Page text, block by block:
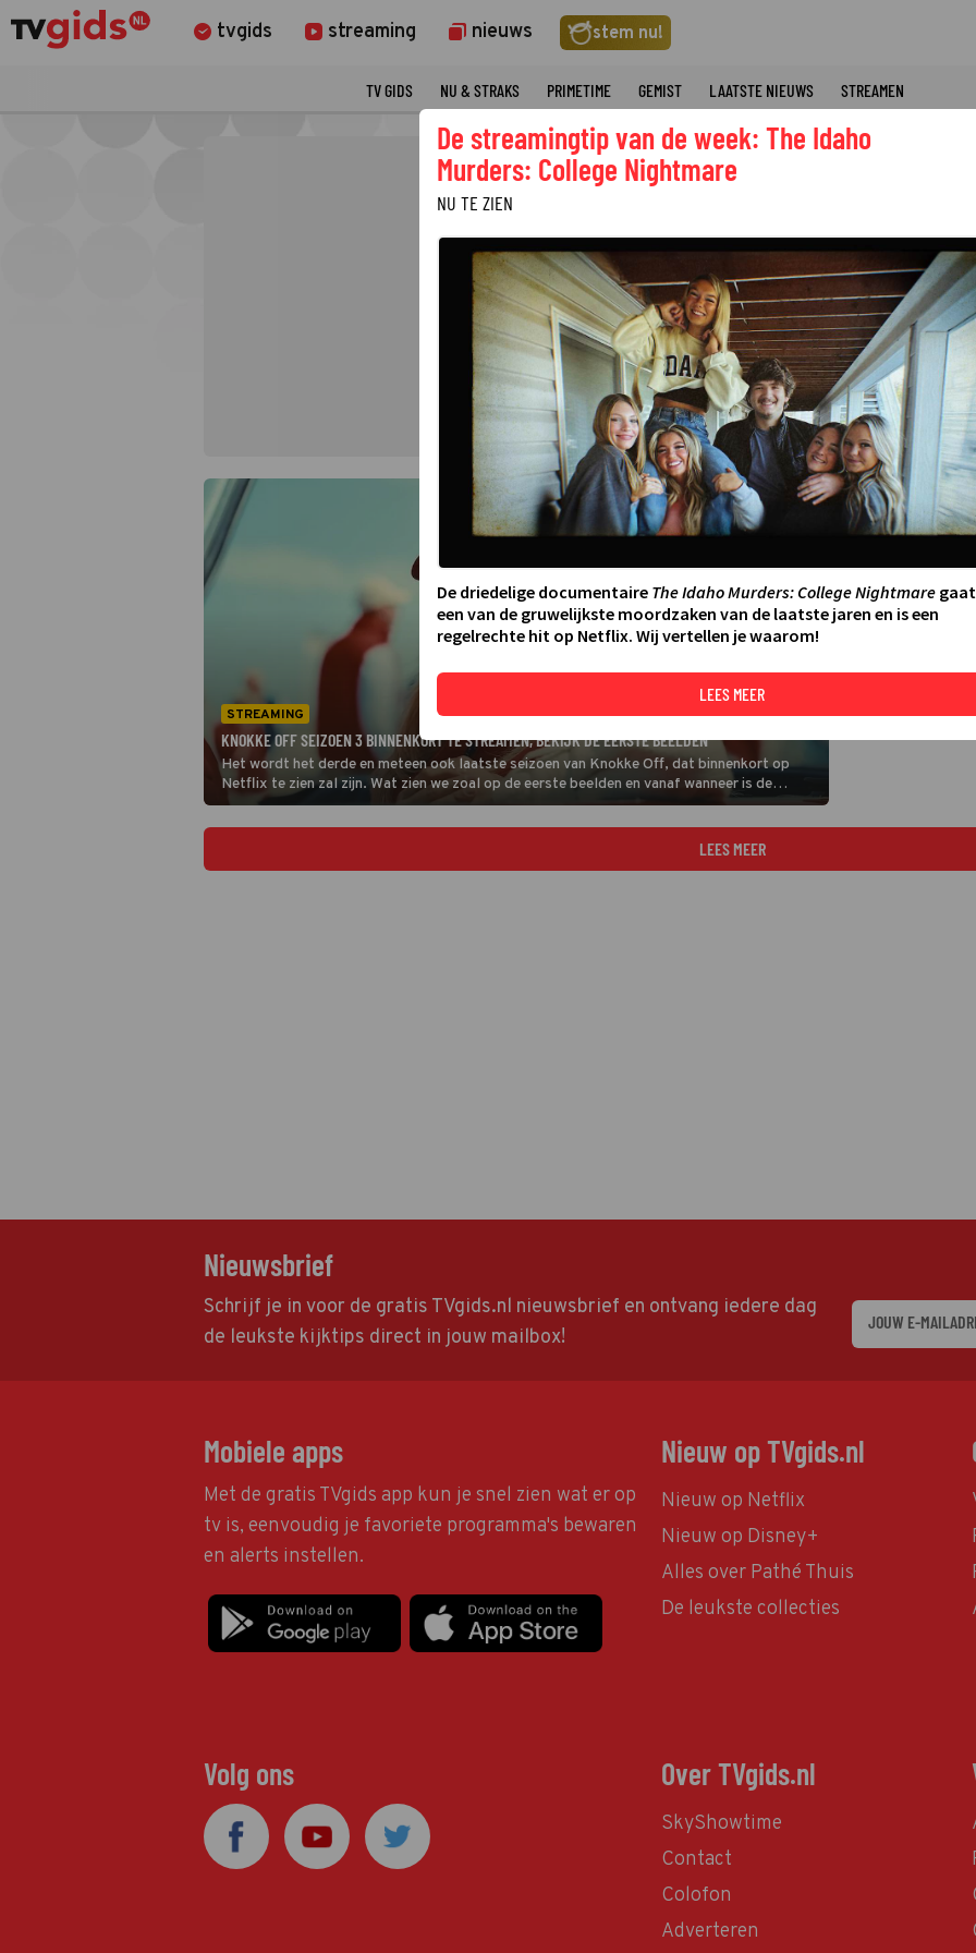
tvgids streaming nieuws stem nu!
TV GIDS NU & STRAKS PRIMETIME GEMIST LAATSTE NIEUWS STREAMEN
STREAMING
KNOKKE OFF SEIZOEN 3 BINNENKORT TE STREAMEN, BEKIJK DE EERSTE BEELDEN
Het wordt het derde en meteen ook laatste seizoen van Knokke Off, dat binnenkort op
Netflix te zien zal zijn. Wat zien we zoal op de eerste beelden en vanaf wanneer is de
populaire Vlaamse serie te streamen? Lees snel verder.
LEES MEER
Nieuwsbrief
Schrijf je in voor de gratis TVgids.nl nieuwsbrief en ontvang iedere dag
de leukste kijktips direct in jouw mailbox!
Mobiele apps
Met de gratis TVgids app kun je snel zien wat er op
tv is, eenvoudig je favoriete programma's bewaren
en alerts instellen.
Nieuw op TVgids.nl
Nieuw op Netflix
Nieuw op Disney+
Alles over Pathé Thuis
De leukste collecties
Volg ons Over TVgids.nl
SkyShowtime
Contact
Colofon
Adverteren
De streamingtip van de week: The Idaho
Murders: College Nightmare
NU TE ZIEN
De driedelige documentaire The Idaho Murders: College Nightmaregaat
een van de gruwelijkste moordzaken van de laatste jaren en is een
regelrechte hit op Netflix. Wij vertellen je waarom!
LEES MEER